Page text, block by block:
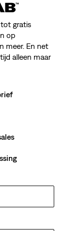
gratis
op
meer. En net
alleen maar